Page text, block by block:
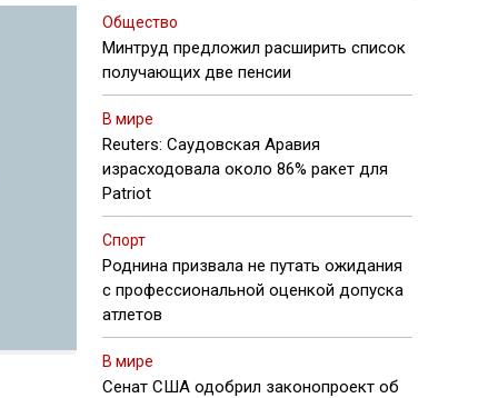
Общество
Минтруд предложил расширить список
получающих две пенсии
В мире
Reuters: Саудовская Аравия
израсходовала около 86% ракет для
Patriot
Спорт
Роднина призвала не путать ожидания
с профессиональной оценкой допуска
атлетов
В мире
Сенат США одобрил законопроект об